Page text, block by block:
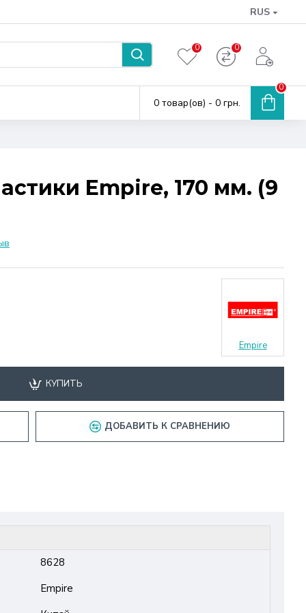
RUS
0 0
0 товар(ов) - 0 грн.
0
Empire, 170 мм. (9
Empire
КУПИТЬ
ДОБАВИТЬ К СРАВНЕНИЮ
8628
Empire